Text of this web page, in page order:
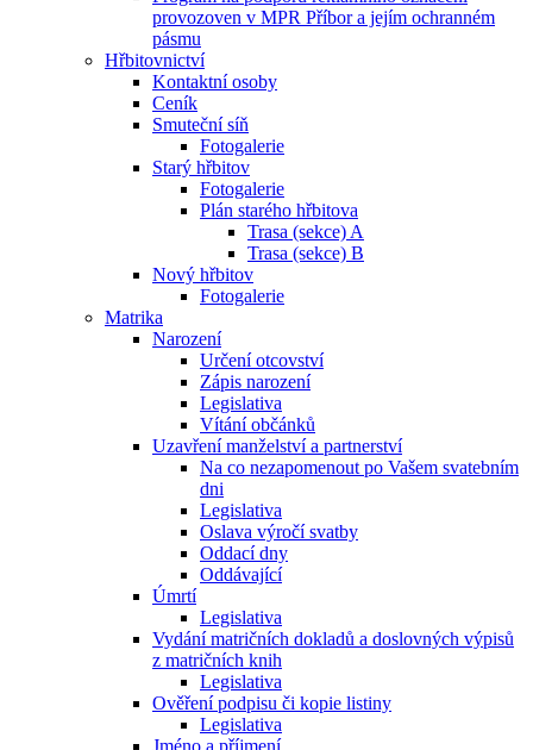
provozoven v MPR Příbor a jejím ochranném
pásmu
Hřbitovnictví
Kontaktní osoby
Ceník
Smuteční síň
Fotogalerie
Starý hřbitov
Fotogalerie
Plán starého hřbitova
Trasa (sekce) A
Trasa (sekce) B
Nový hřbitov
Fotogalerie
Matrika
Narození
Určení otcovství
Zápis narození
Legislativa
Vítání občánků
Uzavření manželství a partnerství
Na co nezapomenout po Vašem svatebním
dni
Legislativa
Oslava výročí svatby
Oddací dny
Oddávající
Úmrtí
Legislativa
Vydání matričních dokladů a doslovných výpisů
z matričních knih
Legislativa
Ověření podpisu či kopie listiny
Legislativa
Jméno a příjmení